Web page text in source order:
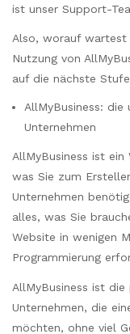
ist unser Support-
Also, worauf wartest
Nutzung von
auf die nächste
AllMyBusiness:
Unternehmen
AllMyBusiness ist
was Sie zum
Unternehmen
alles, was Sie
Website in wenigen
Programmierung
AllMyBusiness ist
Unternehmen, die
möchten, ohne viel